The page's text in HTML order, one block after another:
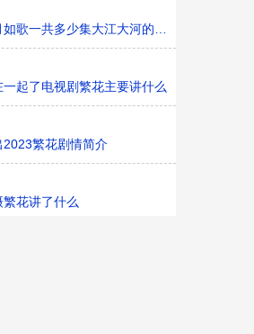
歌一共多少集大江大河的东海是哪里
起了电视剧繁花主要讲什么
繁花剧情简介
花讲了什么